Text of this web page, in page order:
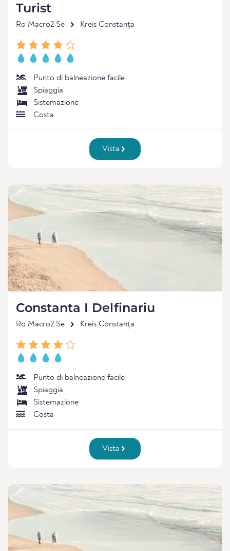
Turist
Ro Macro2 Se Kreis Constanța
Punto di balneazione facile
Spiaggia
Sistemazione
Costa
Vista
Constanta I Delfinariu
Ro Macro2 Se Kreis Constanța
Punto di balneazione facile
Spiaggia
Sistemazione
Costa
Vista